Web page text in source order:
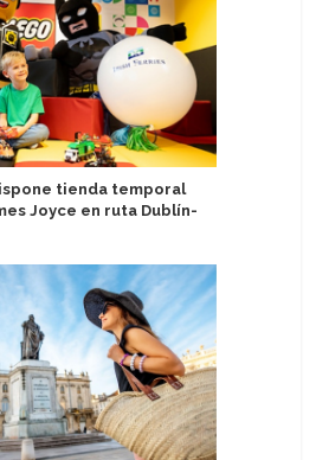
tienda temporal
Joyce en ruta Dublín-